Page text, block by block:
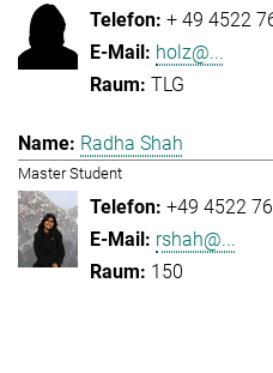
+ 49 4522
holz@...
TLG
Radha Shah
Master Student
+49 4522
rshah@...
150